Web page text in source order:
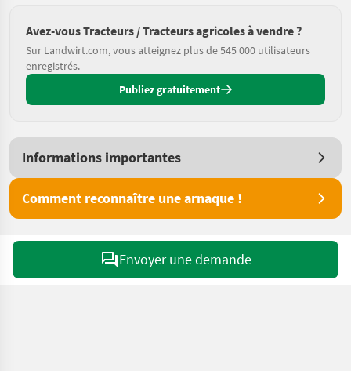
Avez-vous Tracteurs / Tracteurs agricoles à vendre ?
Sur Landwirt.com, vous atteignez plus de 545 000 utilisateurs
enregistrés.
Publiez gratuitement
Informations importantes
Comment reconnaître une arnaque !
Envoyer une demande